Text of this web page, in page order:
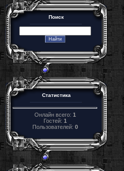
Поиск
Статистика
Онлайн всего: 1
Гостей: 1
Пользователей: 0